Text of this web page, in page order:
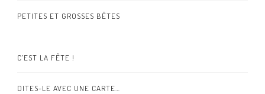
PETITES ET GROSSES BÊTES
C’EST LA FÊTE !
DITES-LE AVEC UNE CARTE…